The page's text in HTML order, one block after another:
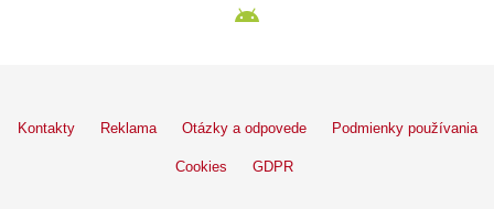
Kontakty Reklama Otázky a odpovede Podmienky používania
Cookies GDPR